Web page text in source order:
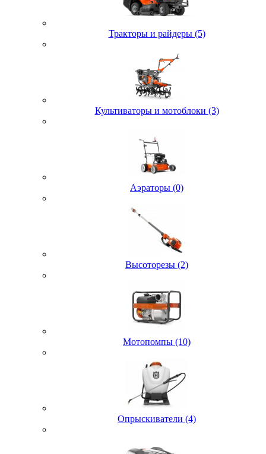
Тракторы и райдеры (5)
Культиваторы и мотоблоки (3)
Аэраторы (0)
Высоторезы (2)
Мотопомпы (10)
Опрыскиватели (4)